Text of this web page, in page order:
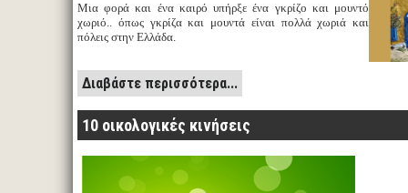
Μια φορά και ένα καιρό υπήρξε ένα γκρίζο και μουντό
χωριό.. όπως γκρίζα και μουντά είναι πολλά χωριά και
πόλεις στην Ελλάδα.
Διαβάστε περισσότερα...
10 οικολογικές κινήσεις